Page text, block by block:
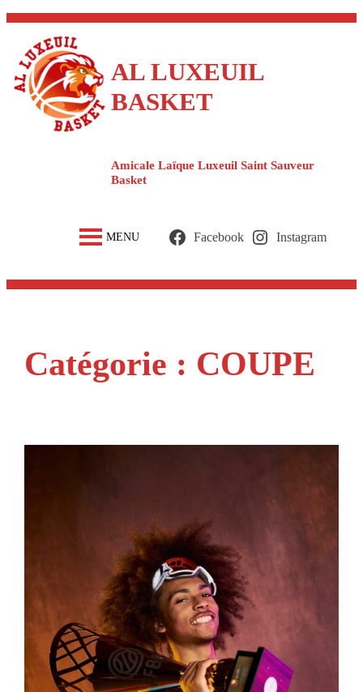
Aller
contenu
AL LUXEUIL
BASKET
Amicale Laïque Luxeuil Saint Sauveur
Basket
MENU Facebook Instagram
Catégorie : COUPE